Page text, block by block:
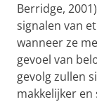
Berridge,
signalen van
wanneer ze
gevoel van
gevolg zullen
makkelijker